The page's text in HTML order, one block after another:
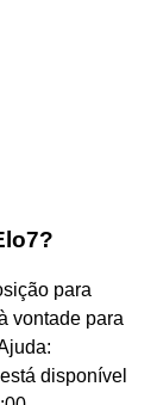
para
vontade para
disponível